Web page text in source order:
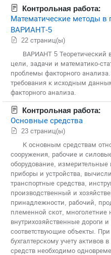
Контрольная работа:
Математические методы в
ВАРИАНТ-5
22 страниц(ы)
ВАРИАНТ 5 Теоретический
цели, задачи и математико-
проблемы факторного
требования к исходным
факторного анализа.
Контрольная работа:
Основные средства
23 страниц(ы)
К основным средствам
сооружения, рабочие и
оборудование,
приборы и устройства,
транспортные средства,
производственный и
принадлежности, рабочий,
племенной скот, многолетние
внутрихозяйственные дороги
соответствующие объекты.
бухгалтерскому учету активов
средств необходимо